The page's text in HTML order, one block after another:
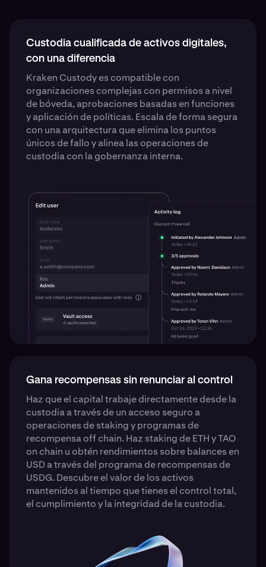
Custodia cualificada de activos digitales,
con una diferencia
Kraken Custody es compatible con
organizaciones complejas con permisos a nivel
de bóveda, aprobaciones basadas en funciones
y aplicación de políticas. Escala de forma segura
con una arquitectura que elimina los puntos
únicos de fallo y alinea las operaciones de
custodia con la gobernanza interna.
Gana recompensas sin renunciar al control
Haz que el capital trabaje directamente desde la
custodia a través de un acceso seguro a
operaciones de staking y programas de
recompensa off chain. Haz staking de ETH y TAO
on chain u obtén rendimientos sobre balances en
USD a través del programa de recompensas de
USDG. Descubre el valor de los activos
mantenidos al tiempo que tienes el control total,
el cumplimiento y la integridad de la custodia.